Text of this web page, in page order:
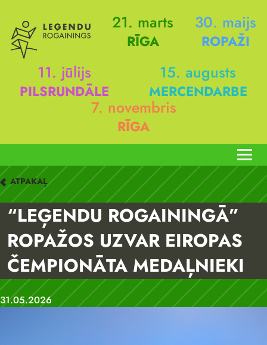
21. marts
RĪGA
30. maijs
ROPAŽI
11. jūlijs
PILSRUNDĀLE
15. augusts
MERCENDARBE
7. novembris
RĪGA
ATPAKAĻ
“LEĢENDU ROGAININGĀ”
ROPAŽOS UZVAR EIROPAS
ČEMPIONĀTA MEDAĻNIEKI
31.05.2026